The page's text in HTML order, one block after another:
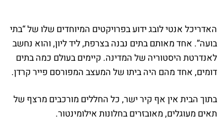
האדריכל אנטי לובג ידוע בפרויקטים המיוחדים שלו של “בתי
בועה”. אחד מאותם בתים נבנה בצרפת, ליד ליון, והוא נחשב
לאנדרטת היסטוריה של המדינה. קיימים בעולם כמה בתים
דומים, אחד מהם היה ביתו של המעצב המפורסם פייר קרדן.
בתוך הבית אין אף קיר ישר, כל החללים מורכבים מרצף של
תאים מעוגלים, מאובזרים בחלונות אילומינטור.